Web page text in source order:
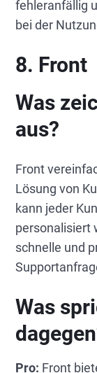
fehleranfällig
bei der
8. Front
Was
aus?
Front
Lösung von
kann jeder
personalisiert
schnelle und
Was
Pro: Front